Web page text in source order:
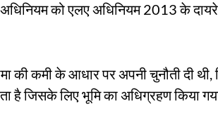
अधिनियम को एलए अधिनियम 2013 के
की कमी के आधार पर अपनी चुनौती दी
है जिसके लिए भूमि का अधिग्रहण किया